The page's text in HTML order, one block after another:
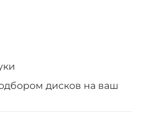
дисков на ваш